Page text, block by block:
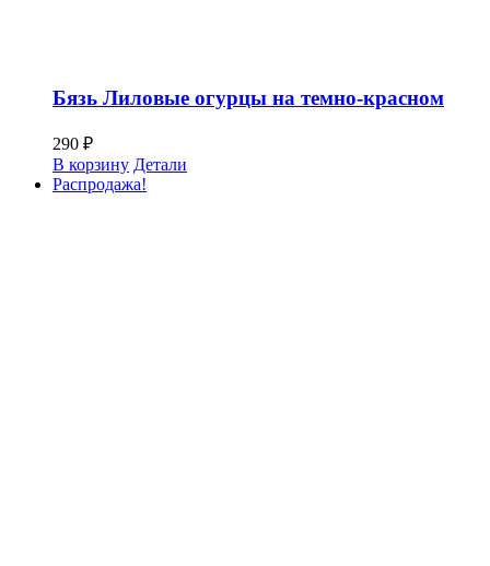
Бязь Лиловые огурцы на темно-красном
290 ₽
В корзину Детали
Распродажа!